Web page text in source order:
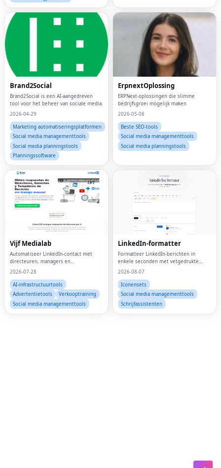
Brand2Social
Brand2Social is een AI-aangedreven
tool voor het beheer van sociale media.
2026-04-29
Marketing automatiseringsplatformen
Social media managementtools
Social media planningstools
Planningssoftware
ErpnextOplossing
ERPNext-oplossingen die slimme
bedrijfsgroei mogelijk maken
2026-05-08
Beste SEO-tools
Social media managementtools
Social media planningstools
Vijf Medialab
Automatiseer LinkedIn-contact met
directeuren, managers en
besluitvormers
2026-07-28
AI-infrastructuurtools
Advertentietools
Verkooptraining
Social media managementtools
LinkedIn-formatter
Formatteer LinkedIn-berichten in
enkele seconden met vetgedrukte
tekst, opsommingstekens en een
2026-08-07
Iconensets
Social media managementtools
Schrijfassistenten